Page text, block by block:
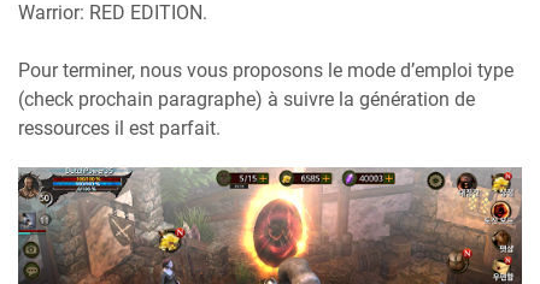
Warrior: RED EDITION.
Pour terminer, nous vous proposons le mode d’emploi type
(check prochain paragraphe) à suivre la génération de
ressources il est parfait.